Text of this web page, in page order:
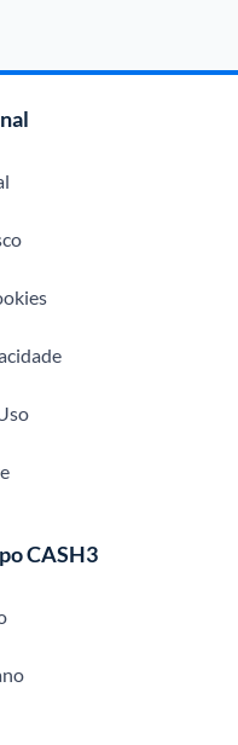
CASH3